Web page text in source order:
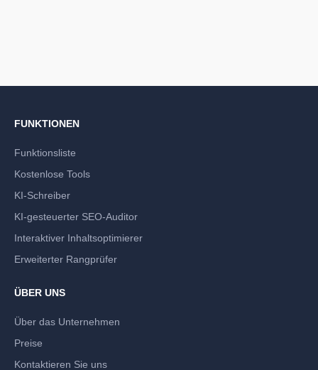
FUNKTIONEN
Funktionsliste
Kostenlose Tools
KI-Schreiber
KI-gesteuerter SEO-Auditor
Interaktiver Inhaltsoptimierer
Erweiterter Rangprüfer
ÜBER UNS
Über das Unternehmen
Preise
Kontaktieren Sie uns